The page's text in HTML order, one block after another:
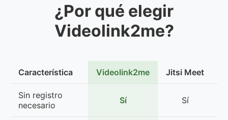
¿Por qué elegir
Videolink2me?
Característica Videolink2me Jitsi Meet
Sin registro
necesario
Sí Sí